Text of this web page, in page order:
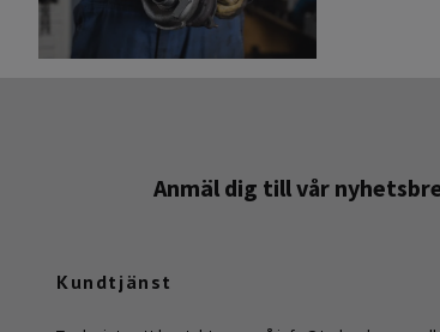
Anmäl dig till vår
Kundtjänst